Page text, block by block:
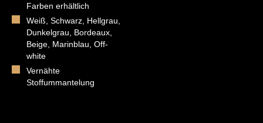
Farben erhältlich
Weiß, Schwarz, Hellgrau,
Dunkelgrau, Bordeaux,
Beige, Marinblau, Off-
white
Vernähte
Stoffummantelung